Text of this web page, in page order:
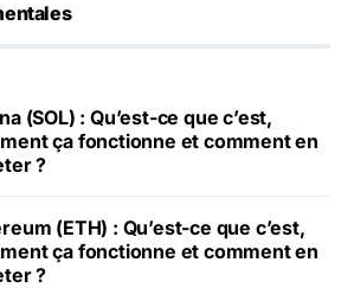
(SOL) : Qu’est-ce que c’est,
ça fonctionne et comment en
?
(ETH) : Qu’est-ce que c’est,
ça fonctionne et comment en
?